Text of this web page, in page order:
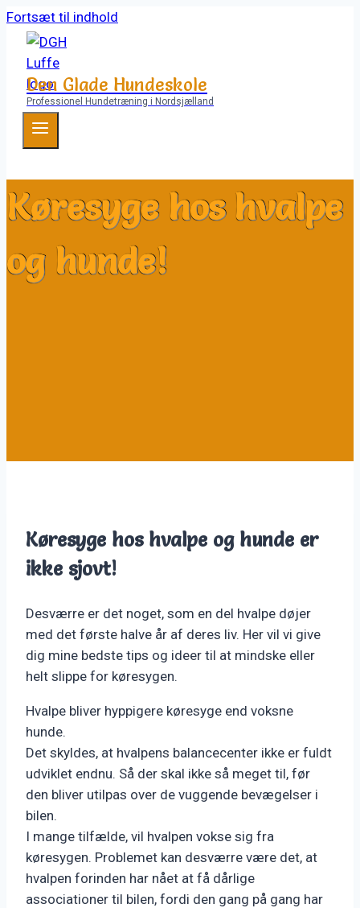
Fortsæt til indhold
Den Glade Hundeskole
Professionel Hundetræning i Nordsjælland
Køresyge hos hvalpe
og hunde!
Køresyge hos hvalpe og hunde er
ikke sjovt!
Desværre er det noget, som en del hvalpe døjer
med det første halve år af deres liv. Her vil vi give
dig mine bedste tips og ideer til at mindske eller
helt slippe for køresygen.
Hvalpe bliver hyppigere køresyge end voksne
hunde.
Det skyldes, at hvalpens balancecenter ikke er fuldt
udviklet endnu. Så der skal ikke så meget til, før
den bliver utilpas over de vuggende bevægelser i
bilen.
I mange tilfælde, vil hvalpen vokse sig fra
køresygen. Problemet kan desværre være det, at
hvalpen forinden har nået at få dårlige
associationer til bilen, fordi den gang på gang har